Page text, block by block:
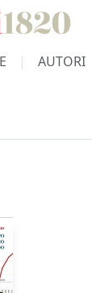
AUTORI